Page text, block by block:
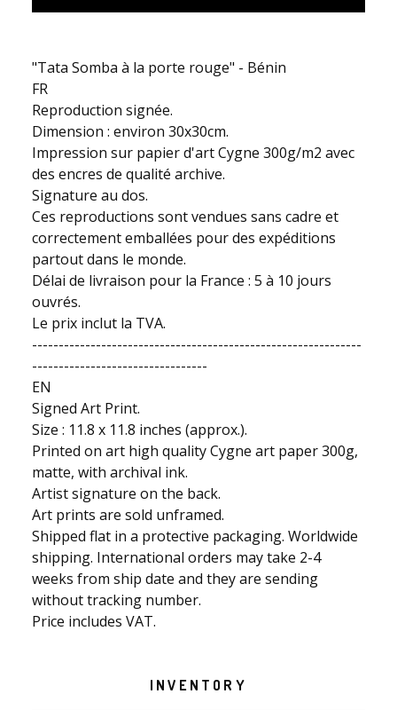
"Tata Somba à la porte rouge" - Bénin
FR
Reproduction signée.
Dimension : environ 30x30cm.
Impression sur papier d'art Cygne 300g/m2 avec
des encres de qualité archive.
Signature au dos.
Ces reproductions sont vendues sans cadre et
correctement emballées pour des expéditions
partout dans le monde.
Délai de livraison pour la France : 5 à 10 jours
ouvrés.
Le prix inclut la TVA.
--------------------------------------------------------------
---------------------------------
EN
Signed Art Print.
Size : 11.8 x 11.8 inches (approx.).
Printed on art high quality Cygne art paper 300g,
matte, with archival ink.
Artist signature on the back.
Art prints are sold unframed.
Shipped flat in a protective packaging. Worldwide
shipping. International orders may take 2-4
weeks from ship date and they are sending
without tracking number.
Price includes VAT.
INVENTORY